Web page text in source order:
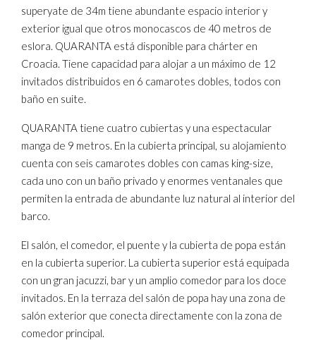
superyate de 34m tiene abundante espacio interior y
exterior igual que otros monocascos de 40 metros de
eslora. QUARANTA está disponible para chárter en
Croacia. Tiene capacidad para alojar a un máximo de 12
invitados distribuidos en 6 camarotes dobles, todos con
baño en suite.
QUARANTA tiene cuatro cubiertas y una espectacular
manga de 9 metros. En la cubierta principal, su alojamiento
cuenta con seis camarotes dobles con camas king-size,
cada uno con un baño privado y enormes ventanales que
permiten la entrada de abundante luz natural al interior del
barco.
El salón, el comedor, el puente y la cubierta de popa están
en la cubierta superior. La cubierta superior está equipada
con un gran jacuzzi, bar y un amplio comedor para los doce
invitados. En la terraza del salón de popa hay una zona de
salón exterior que conecta directamente con la zona de
comedor principal.